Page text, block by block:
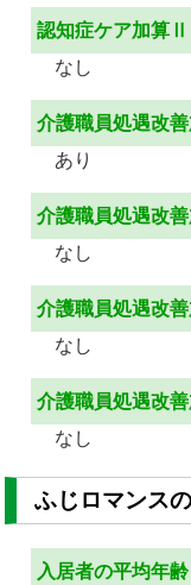
認知症ケア加算Ⅱ
なし
介護職員処遇改
あり
介護職員処遇改
なし
介護職員処遇改
なし
介護職員処遇改
なし
ふじロマンス
入居者の平均年齢